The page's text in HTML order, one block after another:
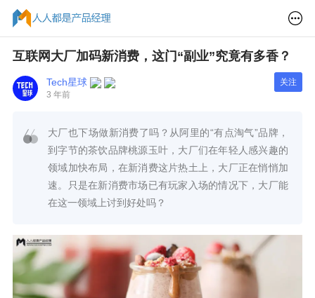
互联网大厂加码新消费，这门“副业”究竟有多香？
Tech星球
3 年前
关注
大厂也下场做新消费了吗？从阿里的“有点淘气”品牌，
到字节的茶饮品牌桃源玉叶，大厂们在年轻人感兴趣的
领域加快布局，在新消费这片热土上，大厂正在悄悄加
速。只是在新消费市场已有玩家入场的情况下，大厂能
在这一领域上讨到好处吗？